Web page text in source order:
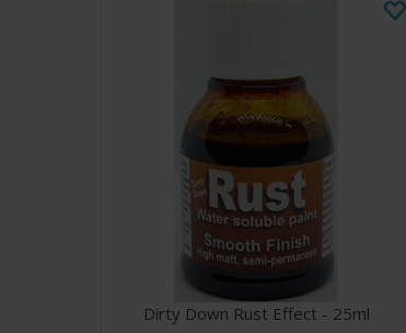
Dirty Down Rust Effect - 25ml